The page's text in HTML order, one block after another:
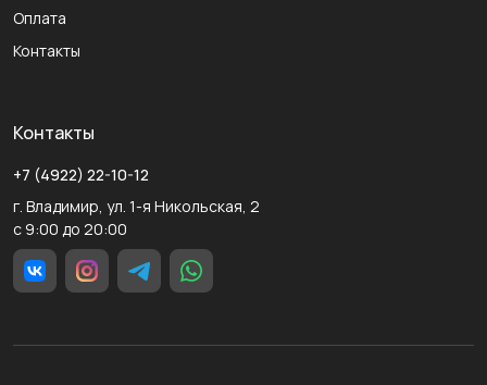
Оплата
Контакты
Контакты
+7 (4922) 22-10-12
г. Владимир, ул. 1-я Никольская, 2
с 9:00 до 20:00